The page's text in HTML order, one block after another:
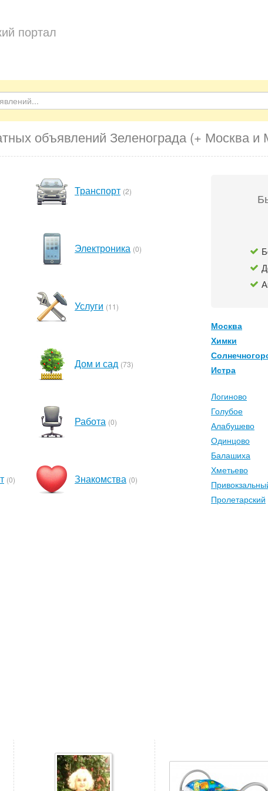
портал
объявлений Зеленограда (+ Москва и
Транспорт (2)
Электроника (0)
Услуги (11)
Дом и сад (73)
Работа (0)
(0) Знакомства (0)
Москва
Химки
Истра
Логиново
Голубое
Алабушево
Одинцово
Балашиха
Хметьево
Пролетарский